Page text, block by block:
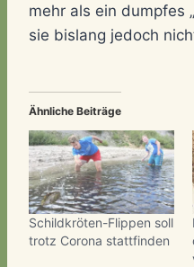
mehr als ein dumpfes
sie bislang jedoch
Ähnliche Beiträge
Schildkröten-Flippen soll
trotz Corona stattfinden